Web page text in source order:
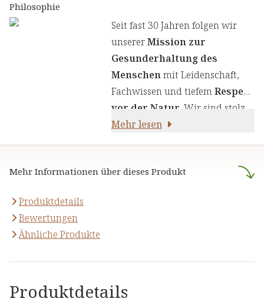
unserer Inhaltsstoffe, um Ihnen
sorgfältig zusammengestellte
Produkte zu liefern. Wir nutzen
die Kraft von Kräutern,
Pflanzenstoffen und anderen
natürlichen Inhaltsstoffen - für
Ihre Gesundheit und Ihr
Mehr Informationen über dieses Produkt
Produktdetails
Bewertungen
Ähnliche Produkte
Produktdetails
Philosophie
Seit fast 30 Jahren folgen wir
unsererMission zur
Gesunderhaltung des
Menschenmit Leidenschaft,
Fachwissen und tiefemRespekt
vor der Natur . Wir sind stolz
darauf,naturreine Produkte
stützen.
Mehr lesen